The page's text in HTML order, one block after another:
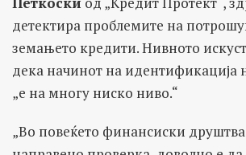
детектира проблемите на
земањето кредити. Нивното
дека начинот на идентификација
„е на многу ниско ниво.“
„Во повеќето финансиски